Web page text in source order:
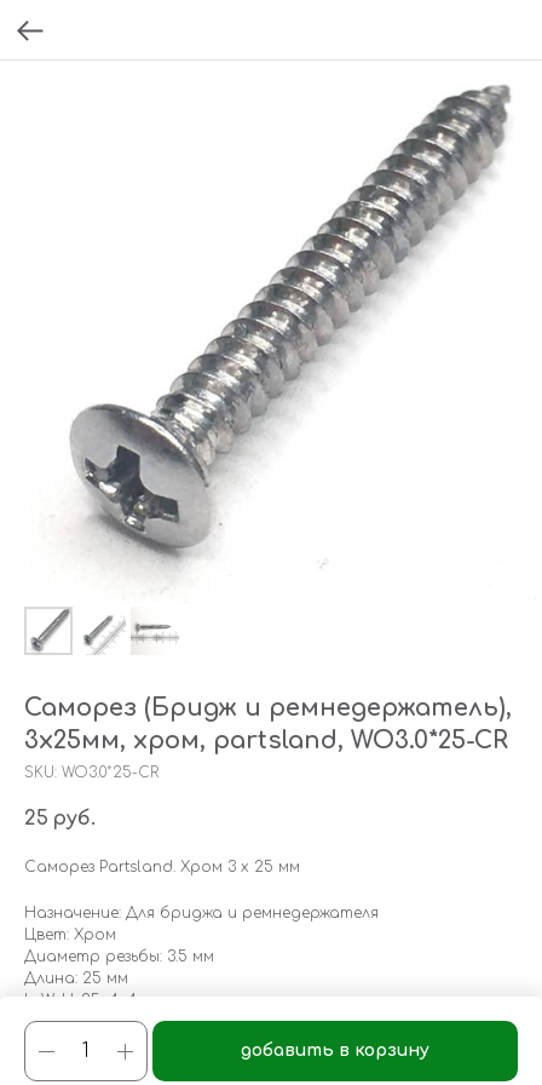
Саморез (Бридж и ремнедержатель),
3х25мм, хром, partsland, WO3.0*25-CR
SKU: WO3.0*25-CR
25 руб.
добавить в корзину
Саморез Partsland. Хром 3 х 25 мм
Назначение: Для бриджа и ремнедержателя
Цвет: Хром
Диаметр резьбы: 3.5 мм
Длина: 25 мм
LxWxH: 25x4x4 mm
Weight: 1 g